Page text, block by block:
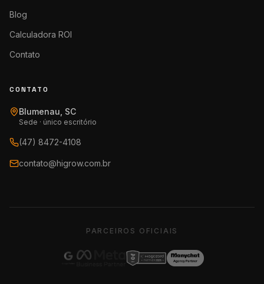
Blog
Calculadora ROI
Contato
CONTATO
Blumenau, SC
Sede · único escritório
(47) 8472-4108
contato@higrow.com.br
PARCEIROS OFICIAIS